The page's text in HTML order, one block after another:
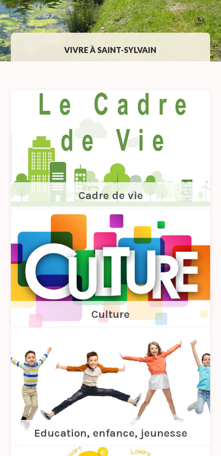
VIVRE À SAINT-SYLVAIN
Cadre de vie
Culture
Education, enfance, jeunesse